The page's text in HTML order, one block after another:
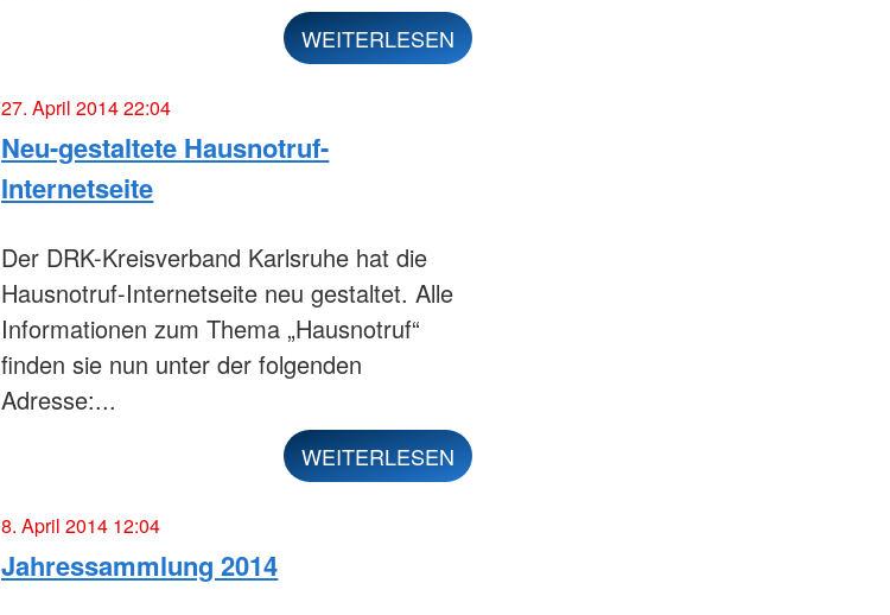
WEITERLESEN
27. April 2014 22:04
Neu-gestaltete Hausnotruf-
Internetseite
Der DRK-Kreisverband Karlsruhe hat die
Hausnotruf-Internetseite neu gestaltet. Alle
Informationen zum Thema „Hausnotruf“
finden sie nun unter der folgenden
Adresse:...
WEITERLESEN
8. April 2014 12:04
Jahressammlung 2014